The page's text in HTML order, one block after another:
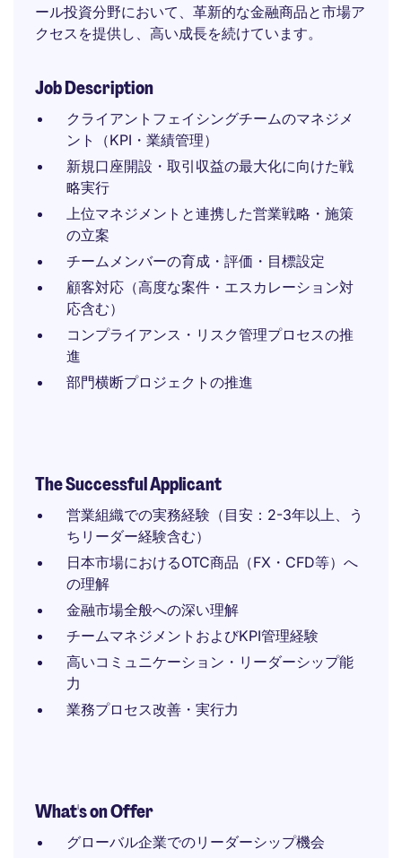
ール投資分野において、革新的な金融商品と市場ア
クセスを提供し、高い成長を続けています。
Job Description
クライアントフェイシングチームのマネジメ
ント（KPI・業績管理）
新規口座開設・取引収益の最大化に向けた戦
略実行
上位マネジメントと連携した営業戦略・施策
の立案
チームメンバーの育成・評価・目標設定
顧客対応（高度な案件・エスカレーション対
応含む）
コンプライアンス・リスク管理プロセスの推
進
部門横断プロジェクトの推進
The Successful Applicant
営業組織での実務経験（目安：2-3年以上、う
ちリーダー経験含む）
日本市場におけるOTC商品（FX・CFD等）へ
の理解
金融市場全般への深い理解
チームマネジメントおよびKPI管理経験
高いコミュニケーション・リーダーシップ能
力
業務プロセス改善・実行力
What's on Offer
グローバル企業でのリーダーシップ機会